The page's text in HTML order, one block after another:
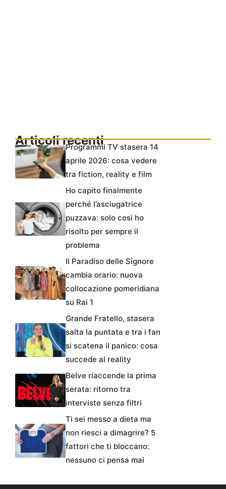
Articoli recentiProgrammi TV stasera 14
aprile 2026: cosa vedere
tra fiction, reality e film
Ho capito finalmente
perché l’asciugatrice
puzzava: solo così ho
risolto per sempre il
problema
Il Paradiso delle Signore
cambia orario: nuova
collocazione pomeridiana
su Rai 1
Grande Fratello, stasera
salta la puntata e tra i fan
si scatena il panico: cosa
succede al reality
Belve riaccende la prima
serata: ritorno tra
interviste senza filtri
Ti sei messo a dieta ma
non riesci a dimagrire? 5
fattori che ti bloccano:
nessuno ci pensa mai